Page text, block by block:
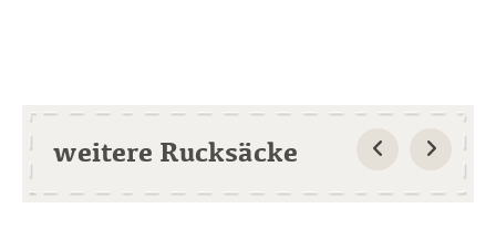
weitere Rucksäcke